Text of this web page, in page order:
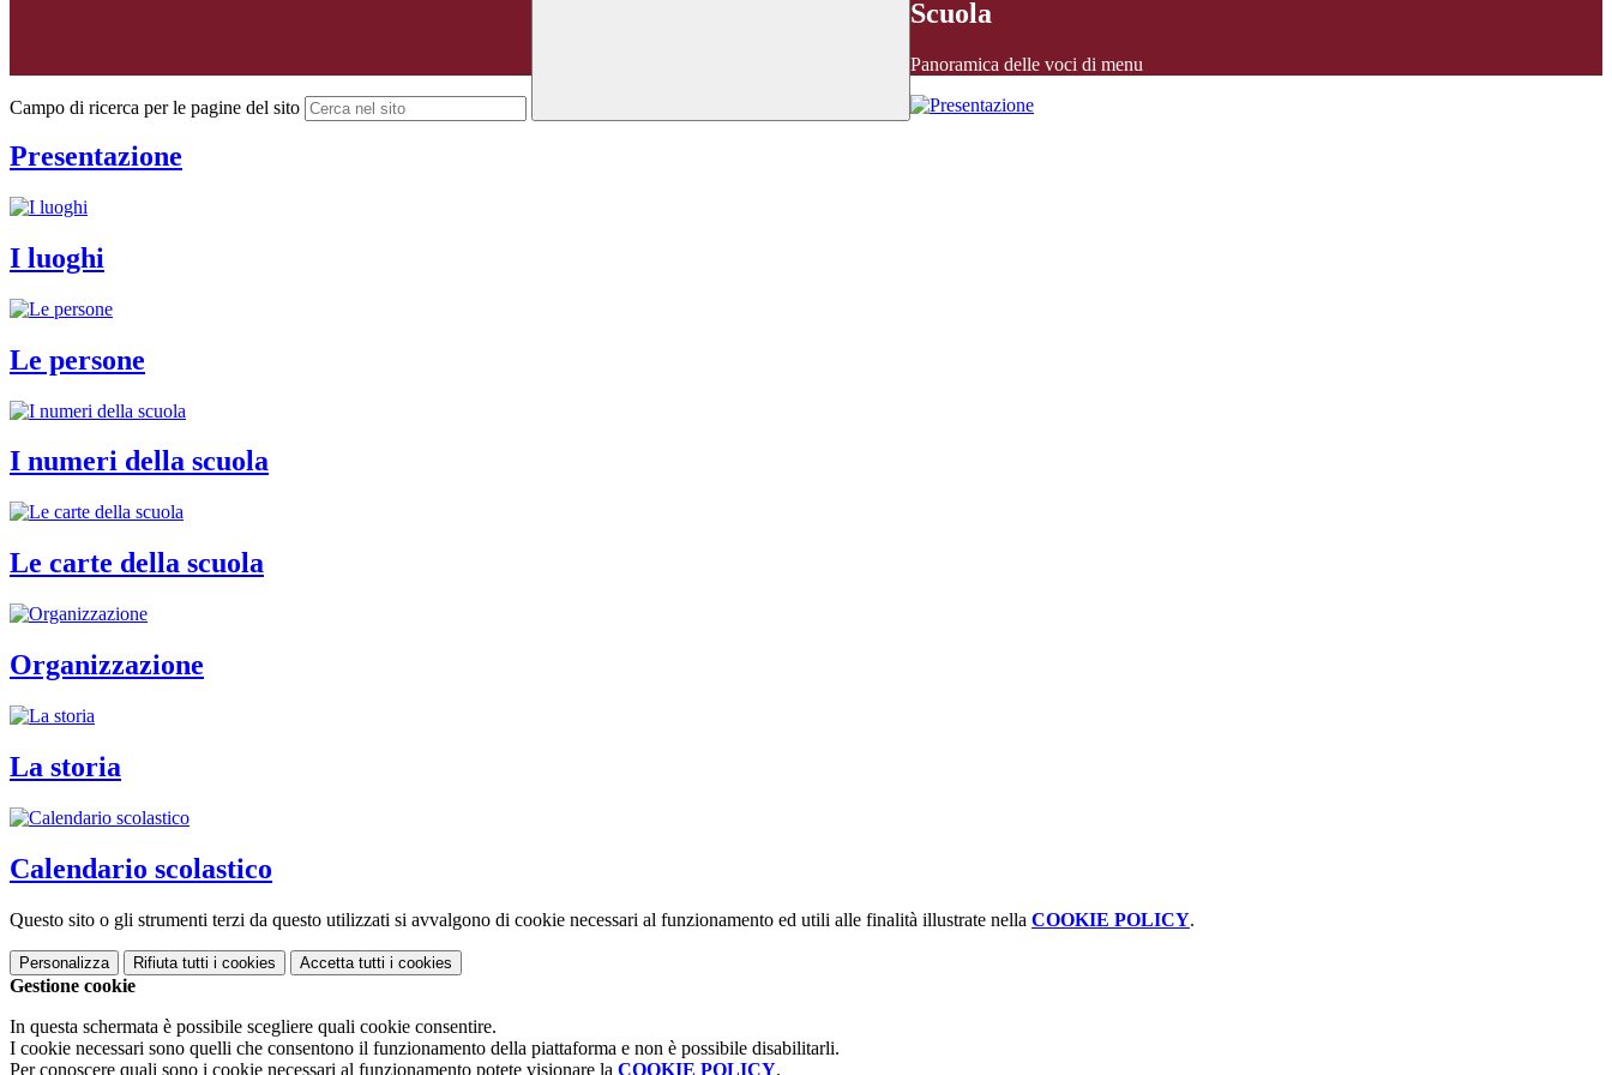
Campo di ricerca per le pagine del sito
Scuola
Panoramica delle voci di menu
Presentazione
I luoghi
Le persone
I numeri della scuola
Le carte della scuola
Organizzazione
La storia
Calendario scolastico
Questo sito o gli strumenti terzi da questo utilizzati si avvalgono di cookie necessari al funzionamento ed utili alle finalità illustrate nella COOKIE POLICY.
Personalizza Rifiuta tutti i cookies Accetta tutti i cookies
Gestione cookie
In questa schermata è possibile scegliere quali cookie consentire.
I cookie necessari sono quelli che consentono il funzionamento della piattaforma e non è possibile disabilitarli.
Per conoscere quali sono i cookie necessari al funzionamento potete visionare la COOKIE POLICY.